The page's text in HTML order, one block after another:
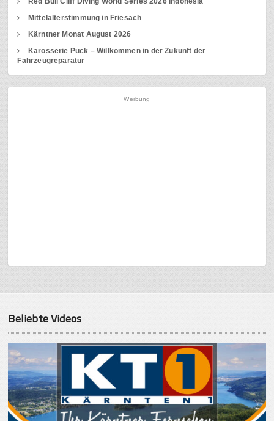
Mittelalterstimmung in Friesach
Kärntner Monat August 2026
Karosserie Puck – Willkommen in der Zukunft der
Fahrzeugreparatur
Werbung
Beliebte Videos